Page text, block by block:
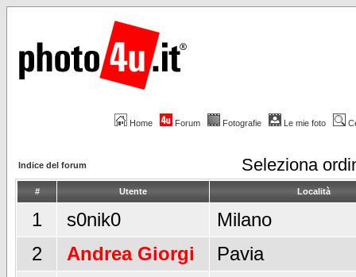
Home Forum Fotografie Le mie foto
Indice del forum Seleziona
# Utente Località
1 s0nik0
Milano
2
Andrea Giorgi
Pavia